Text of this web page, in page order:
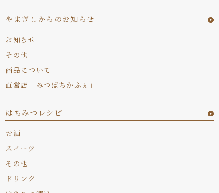
やまぎしからのお知らせ
お知らせ
その他
商品について
直営店「みつばちかふぇ」
はちみつレシピ
お酒
スイーツ
その他
ドリンク